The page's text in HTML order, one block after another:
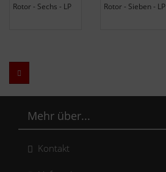
Rotor - Sechs - LP Rotor - Sieben - LP
Mehr über...
Kontakt